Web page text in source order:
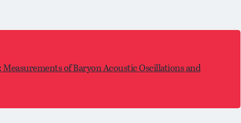
Measurements of Baryon Acoustic Oscillations and